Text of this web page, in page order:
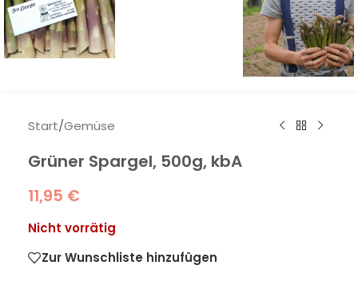
Start/Gemüse
Grüner Spargel, 500g, kbA
11,95 €
Nicht vorrätig
Zur Wunschliste hinzufügen